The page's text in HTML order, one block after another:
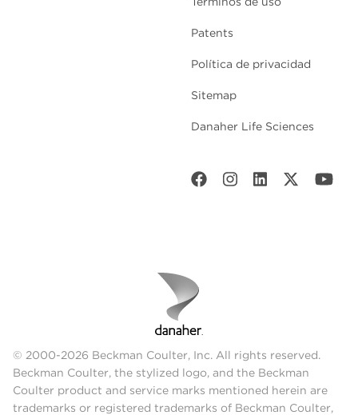
Patents
Política de privacidad
Sitemap
Danaher Life Sciences
© 2000-2026 Beckman Coulter, Inc. All rights reserved.
Beckman Coulter, the stylized logo, and the Beckman
Coulter product and service marks mentioned herein are
trademarks or registered trademarks of Beckman Coulter,